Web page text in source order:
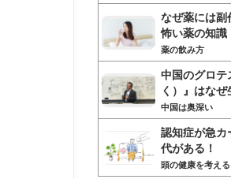
なぜ薬には副
怖い薬の知識
薬の飲み方
中国のグロ
く）』はな
中国は奥深い
認知症が急
代がある！
頭の健康を考える